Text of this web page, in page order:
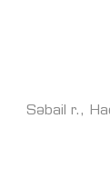
Səbail r.,